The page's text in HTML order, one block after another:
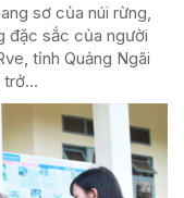
sơ của núi rừng,
đặc sắc của người
tỉnh Quảng Ngãi